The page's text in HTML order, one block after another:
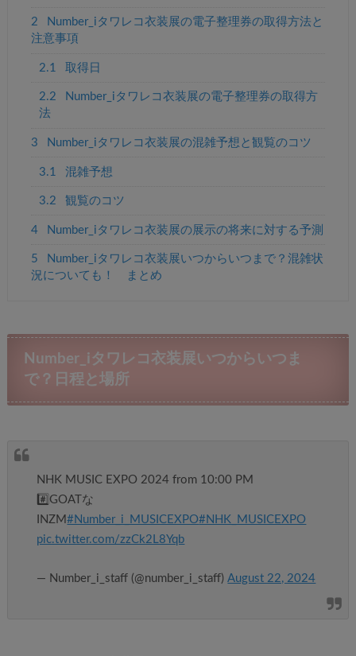
2
Number_iタワレコ衣装展の電子整理券の取得方法と
注意事項
2.1 取得日
2.2
Number_iタワレコ衣装展の電子整理券の取得方
法
3 Number_iタワレコ衣装展の混雑予想と観覧のコツ
3.1 混雑予想
3.2 観覧のコツ
4 Number_iタワレコ衣装展の展示の将来に対する予測
5
Number_iタワレコ衣装展いつからいつまで？混雑状
況についても！ まとめ
Number_iタワレコ衣装展いつからいつま
で？日程と場所
NHK MUSIC EXPO 2024 from 10:00 PM
#️⃣GOATな
INZM#Number_i_MUSICEXPO#NHK_MUSICEXPO
pic.twitter.com/zzCk2L8Yqb
— Number_i_staff (@number_i_staff)August 22, 2024